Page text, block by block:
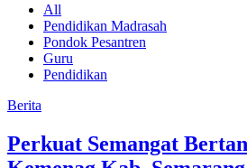
All
Pendidikan Madrasah
Pondok Pesantren
Guru
Pendidikan
Berita
Perkuat Semangat